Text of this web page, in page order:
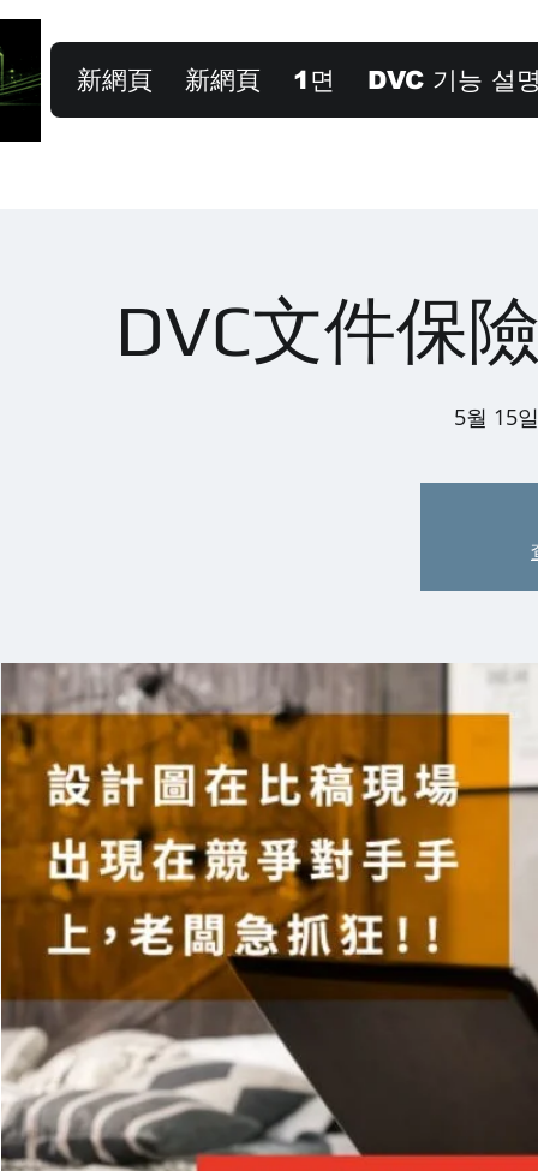
新網頁 新網頁 1면 DVC 기능 설
DVC文件保
5월 15